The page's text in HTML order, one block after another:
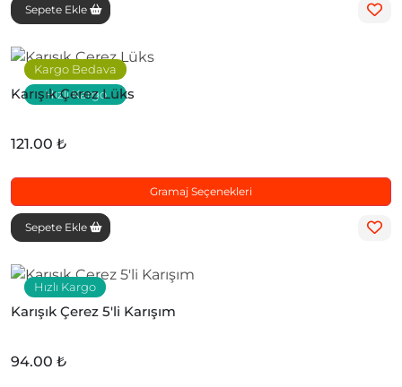
Sepete Ekle
Kargo Bedava
Hızlı Kargo
Karışık Çerez Lüks
121.00 ₺
Gramaj Seçenekleri
Sepete Ekle
Hızlı Kargo
Karışık Çerez 5'li Karışım
94.00 ₺